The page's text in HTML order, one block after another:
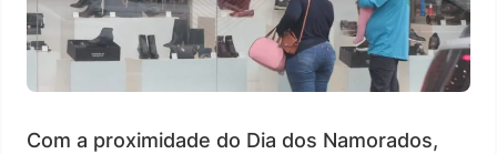
Com a proximidade do Dia dos Namorados,